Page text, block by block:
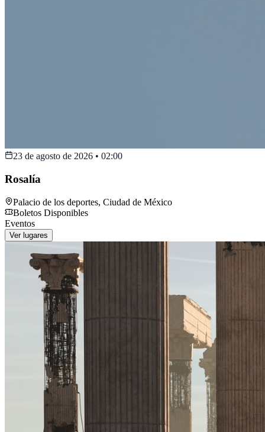
23 de agosto de 2026 • 02:00
Rosalía
Palacio de los deportes, Ciudad de México
Boletos Disponibles
Eventos
Ver lugares